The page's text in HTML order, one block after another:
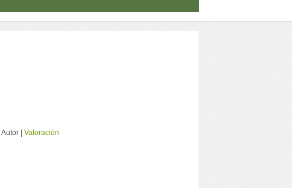
| Autor |Valoración